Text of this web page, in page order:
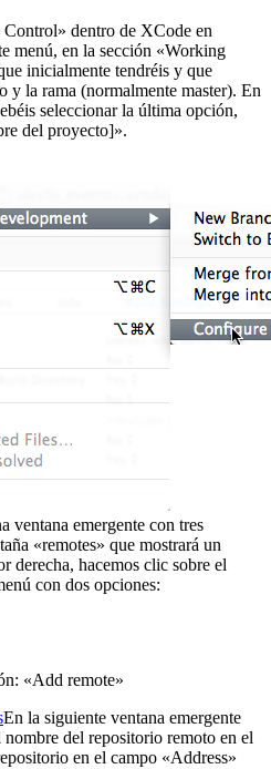
Control» dentro de XCode en
menú, en la sección «Working
inicialmente tendréis y que
y la rama (normalmente master). En
seleccionar la última opción,
del proyecto]».
ventana emergente con tres
«remotes» que mostrará un
derecha, hacemos clic sobre el
con dos opciones:
«Add remote»
En la siguiente ventana emergente
nombre del repositorio remoto en el
en el campo «Address»